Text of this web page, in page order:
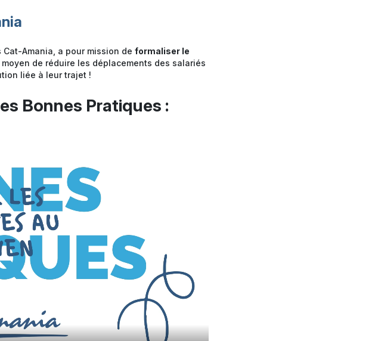
Amania, a pour mission de formaliser le
de réduire les déplacements des salariés
liée à leur trajet !
Bonnes Pratiques :